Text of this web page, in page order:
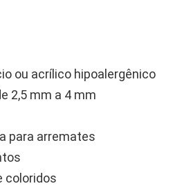
ou acrílico hipoalergênico
2,5 mm a 4 mm
para arremates
coloridos